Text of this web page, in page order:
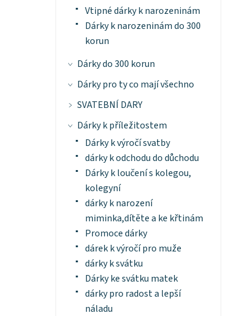
Vtipné dárky k narozeninám
Dárky k narozeninám do 300
korun
Dárky do 300 korun
Dárky pro ty co mají všechno
SVATEBNÍ DARY
Dárky k příležitostem
Dárky k výročí svatby
dárky k odchodu do důchodu
Dárky k loučení s kolegou,
kolegyní
dárky k narození
miminka,dítěte a ke křtinám
Promoce dárky
dárek k výročí pro muže
dárky k svátku
Dárky ke svátku matek
dárky pro radost a lepší
náladu